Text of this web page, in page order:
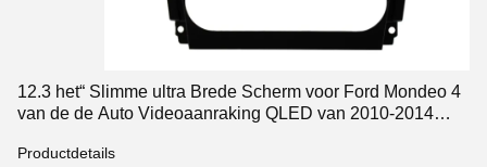
12.3 het“ Slimme ultra Brede Scherm voor Ford Mondeo 4
van de de Auto Videoaanraking QLED van 2010-2014
Productdetails